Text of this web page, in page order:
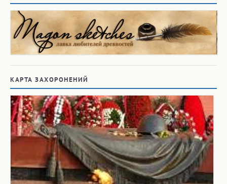
КАРТА ЗАХОРОНЕНИЙ